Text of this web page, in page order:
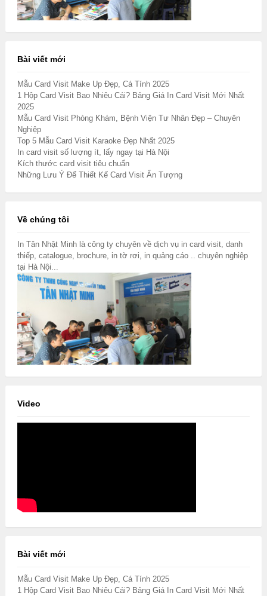
Bài viết mới
Mẫu Card Visit Make Up Đẹp, Cá Tính 2025
1 Hộp Card Visit Bao Nhiêu Cái? Bảng Giá In Card Visit Mới Nhất
2025
Mẫu Card Visit Phòng Khám, Bệnh Viện Tư Nhân Đẹp – Chuyên
Nghiệp
Top 5 Mẫu Card Visit Karaoke Đẹp Nhất 2025
In card visit số lượng ít, lấy ngay tại Hà Nội
Kích thước card visit tiêu chuẩn
Những Lưu Ý Để Thiết Kế Card Visit Ấn Tượng
Về chúng tôi
In Tân Nhật Minh là công ty chuyên về dịch vụ in card visit, danh
thiếp, catalogue, brochure, in tờ rơi, in quảng cáo .. chuyên nghiệp
tại Hà Nội...
Video
Bài viết mới
Mẫu Card Visit Make Up Đẹp, Cá Tính 2025
1 Hộp Card Visit Bao Nhiêu Cái? Bảng Giá In Card Visit Mới Nhất